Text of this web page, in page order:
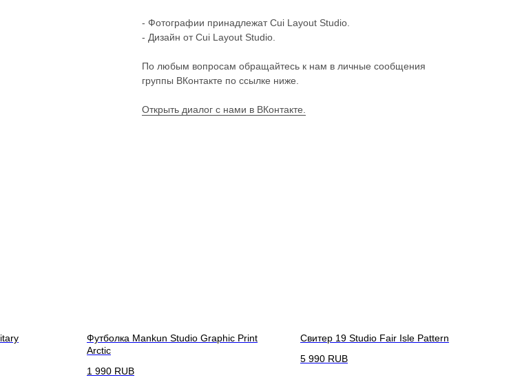
- Фотографии принадлежат Cui Layout Studio.
- Дизайн от Cui Layout Studio.
По любым вопросам обращайтесь к нам в личные сообщения
группы ВКонтакте по ссылке ниже.
Открыть диалог с нами в ВКонтакте.
Футболка Mankun Studio Graphic Print
Arctic
1 990 RUB
Свитер 19 Studio Fair Isle Pattern
5 990 RUB